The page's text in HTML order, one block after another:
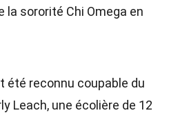
la sororité Chi Omega en
été reconnu coupable du
Leach, une écolière de 12